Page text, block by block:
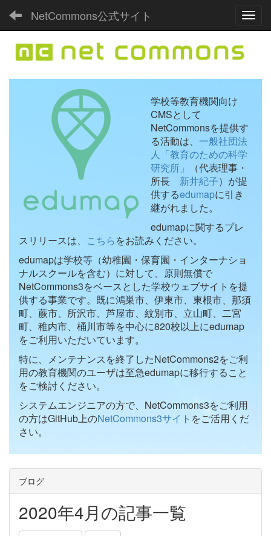
NetCommons公式サイト
学校等教育機関向け
CMSとして
NetCommonsを提供す
る活動は、 一般社団法
人「教育のための科学
研究所」
（代表理事・
所長 新井紀子）が提
供するedumapに引き
継がれました。
edumapに関するプレ
スリリースは、 こちらをお読みください。
edumapは学校等（幼稚園・保育園・インターナショ
ナルスクールを含む）に対して、原則無償で
NetCommons3をベースとした学校ウェブサイトを提
供する事業です。既に鴻巣市、伊東市、東根市、那須
町、蕨市、所沢市、芦屋市、紋別市、立山町、二宮
町、稚内市、桶川市等を中心に820校以上にedumap
をご利用いただいています。
特に、メンテナンスを終了したNetCommons2をご利
用の教育機関のユーザは至急edumapに移行すること
をご検討ください。
システムエンジニアの方で、NetCommons3をご利用
の方はGitHub上のNetCommons3サイト をご活用くだ
さい。
ブログ
2020年4月の記事一覧